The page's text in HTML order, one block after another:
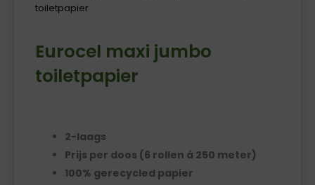
toiletpapier
Eurocel maxi jumbo
toiletpapier
2-laags
Prijs per doos (6 rollen á 250 meter)
100% gerecycled papier